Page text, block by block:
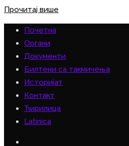
Прочитај више
Почетна
Органи
Документи
Билтени са такмичења
Историјат
Контакт
Ћирилица
Latinica